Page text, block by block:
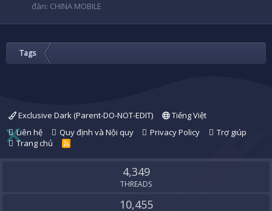
đàn: CHINA MOBILE
Tags
Exclusive Dark (Parent-DO-NOT-EDIT)
Tiếng Việt
Liên hệ
Quy định và Nội quy Privacy Policy
Trợ giúp
Trang chủ
R
S
4,349
THREADS
10,455